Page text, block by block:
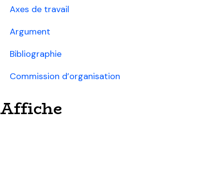
Axes de travail
Argument
Bibliographie
Commission d’organisation
Affiche